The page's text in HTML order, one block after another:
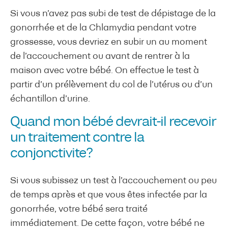
Si vous n’avez pas subi de test de dépistage de la
gonorrhée et de la Chlamydia pendant votre
grossesse, vous devriez en subir un au moment
de l’accouchement ou avant de rentrer à la
maison avec votre bébé. On effectue le test à
partir d’un prélèvement du col de l’utérus ou d’un
échantillon d’urine.
Quand mon bébé devrait-il recevoir
un traitement contre la
conjonctivite?
Si vous subissez un test à l’accouchement ou peu
de temps après et que vous êtes infectée par la
gonorrhée, votre bébé sera traité
immédiatement. De cette façon, votre bébé ne